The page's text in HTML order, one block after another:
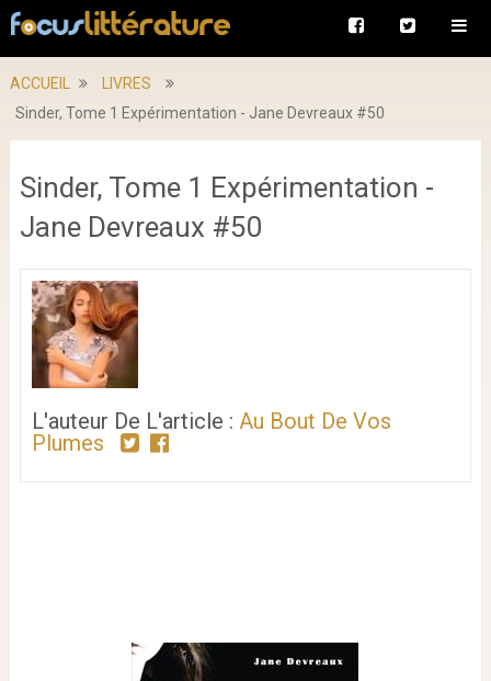
ACCUEIL
LIVRES
Sinder, Tome 1 Expérimentation - Jane Devreaux #50
Sinder, Tome 1 Expérimentation -
Jane Devreaux #50
L'auteur De L'article : Au Bout De Vos
Plumes